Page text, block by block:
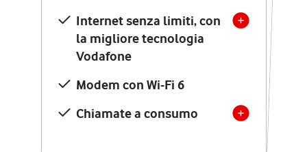
Internet senza limiti, con
la migliore tecnologia
Vodafone
Modem con Wi-Fi 6
Chiamate a consumo
Internet senza limiti, con
la migliore tecnologia
Vodafone
Modem Seven con Wi-Fi 7
Chiamate illimitate verso
numeri fissi e mobili
nazionali